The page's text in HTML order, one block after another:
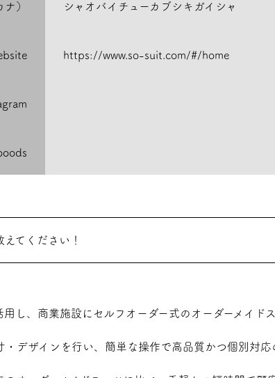
） シャオバイチューカブシキガイシャ
https://www.so-suit.com/#/home
てください！
し、商業施設にセルフオーダー式のオーダーメイド
デザインを行い、簡単な操作で高品質かつ個別対応